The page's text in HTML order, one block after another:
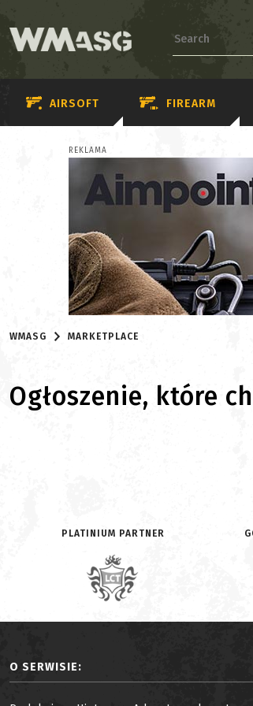
AIRSOFT FIREARM
REKLAMA
WMASG MARKETPLACE
Ogłoszenie, które
PLATINIUM PARTNER
O SERWISIE: